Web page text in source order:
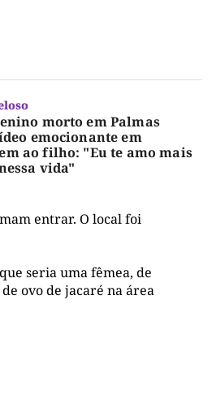
morto em Palmas
emocionante em
ao filho: "Eu te amo mais
vida"
entrar. O local foi
seria uma fêmea, de
ovo de jacaré na área